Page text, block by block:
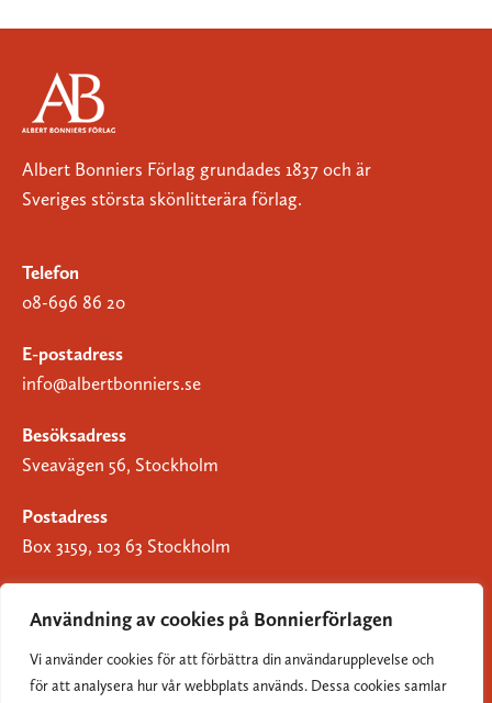
Användning av cookies på Bonnierförlagen
Vi använder cookies för att förbättra din användarupplevelse och
för att analysera hur vår webbplats används. Dessa cookies samlar
Albert Bonniers Förlag grundades 1837 och är
Sveriges största skönlitterära förlag.
Telefon
08-696 86 20
E-postadress
info@albertbonniers.se
Besöksadress
Sveavägen 56, Stockholm
Postadress
Box 3159, 103 63 Stockholm
Om Bonnierförlagen